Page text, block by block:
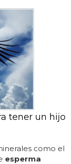
tener un hijo
como el
esperma